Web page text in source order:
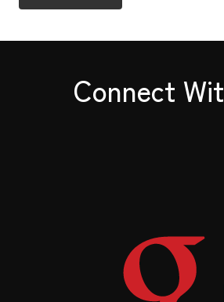
Connect